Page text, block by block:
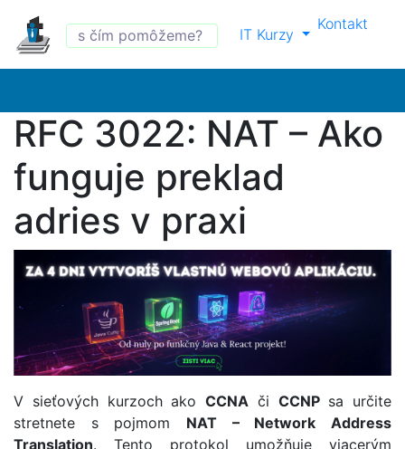
IT Kurzy
Kontakt
RFC 3022: NAT – Ako
funguje preklad
adries v praxi
V sieťových kurzoch ako CCNA či CCNPsa určite
stretnete s pojmom NAT – Network Address
Translation. Tento protokol umožňuje viacerým